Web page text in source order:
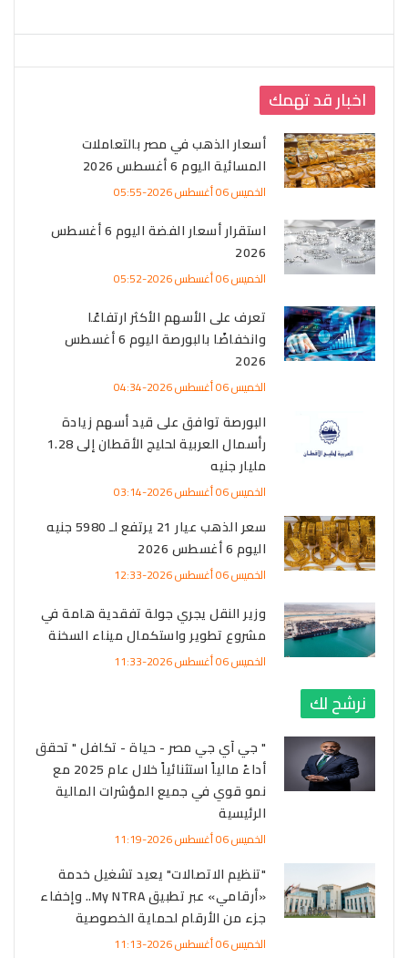
اخبار قد تهمك
أسعار الذهب في مصر بالتعاملات
المسائية اليوم 6 أغسطس 2026
الخميس 06 أغسطس 2026-05:55
استقرار أسعار الفضة اليوم 6 أغسطس
2026
الخميس 06 أغسطس 2026-05:52
تعرف على الأسهم الأكثر ارتفاعًا
وانخفاضًا بالبورصة اليوم 6 أغسطس
2026
الخميس 06 أغسطس 2026-04:34
البورصة توافق على قيد أسهم زيادة
رأسمال العربية لحليج الأقطان إلى 1.28
مليار جنيه
الخميس 06 أغسطس 2026-03:14
سعر الذهب عيار 21 يرتفع لـ 5980 جنيه
اليوم 6 أغسطس 2026
الخميس 06 أغسطس 2026-12:33
وزير النقل يجري جولة تفقدية هامة في
مشروع تطوير واستكمال ميناء السخنة
الخميس 06 أغسطس 2026-11:33
نرشح لك
" جي آي جي مصر - حياة - تكافل " تحقق
أداءً مالياً استثنائياً خلال عام 2025 مع
نمو قوي في جميع المؤشرات المالية
الرئيسية
الخميس 06 أغسطس 2026-11:19
"تنظيم الاتصالات" يعيد تشغيل خدمة
«أرقامي» عبر تطبيق My NTRA.. وإخفاء
جزء من الأرقام لحماية الخصوصية
الخميس 06 أغسطس 2026-11:13